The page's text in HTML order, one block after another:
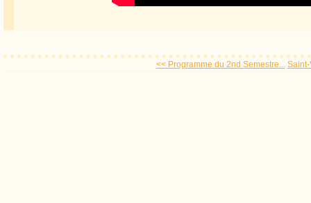
<< Programme du 2nd Semestre...